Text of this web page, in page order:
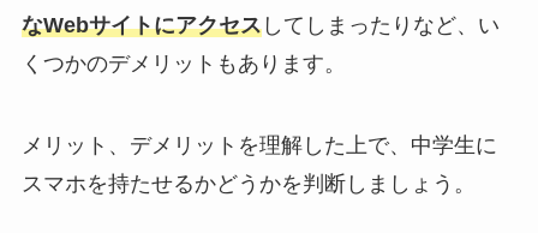
なWebサイトにアクセスしてしまったりなど、い
くつかのデメリットもあります。
メリット、デメリットを理解した上で、中学生に
スマホを持たせるかどうかを判断しましょう。